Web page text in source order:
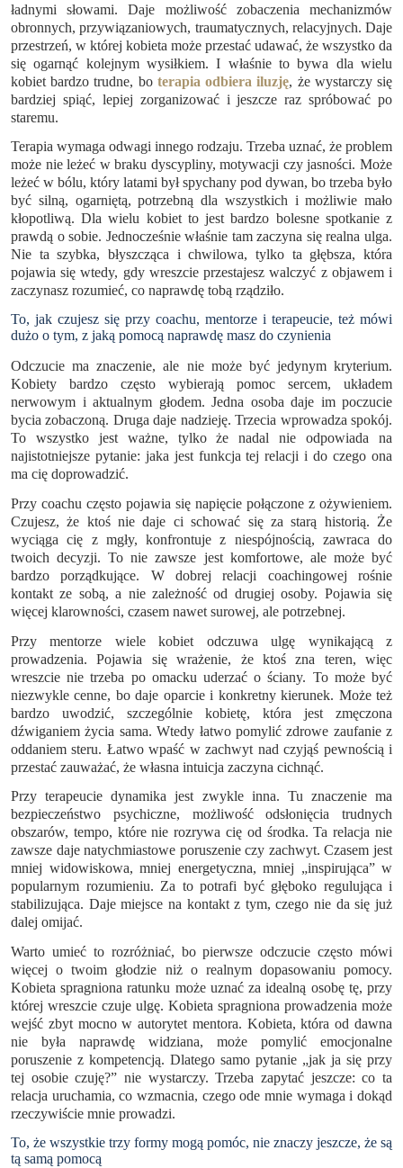
ładnymi słowami. Daje możliwość zobaczenia mechanizmów
obronnych, przywiązaniowych, traumatycznych, relacyjnych. Daje
przestrzeń, w której kobieta może przestać udawać, że wszystko da
się ogarnąć kolejnym wysiłkiem. I właśnie to bywa dla wielu
kobiet bardzo trudne, bo terapia odbiera iluzję, że wystarczy się
bardziej spiąć, lepiej zorganizować i jeszcze raz spróbować po
staremu.
Terapia wymaga odwagi innego rodzaju. Trzeba uznać, że problem
może nie leżeć w braku dyscypliny, motywacji czy jasności. Może
leżeć w bólu, który latami był spychany pod dywan, bo trzeba było
być silną, ogarniętą, potrzebną dla wszystkich i możliwie mało
kłopotliwą. Dla wielu kobiet to jest bardzo bolesne spotkanie z
prawdą o sobie. Jednocześnie właśnie tam zaczyna się realna ulga.
Nie ta szybka, błyszcząca i chwilowa, tylko ta głębsza, która
pojawia się wtedy, gdy wreszcie przestajesz walczyć z objawem i
zaczynasz rozumieć, co naprawdę tobą rządziło.
To, jak czujesz się przy coachu, mentorze i terapeucie, też mówi
dużo o tym, z jaką pomocą naprawdę masz do czynienia
Odczucie ma znaczenie, ale nie może być jedynym kryterium.
Kobiety bardzo często wybierają pomoc sercem, układem
nerwowym i aktualnym głodem. Jedna osoba daje im poczucie
bycia zobaczoną. Druga daje nadzieję. Trzecia wprowadza spokój.
To wszystko jest ważne, tylko że nadal nie odpowiada na
najistotniejsze pytanie: jaka jest funkcja tej relacji i do czego ona
ma cię doprowadzić.
Przy coachu często pojawia się napięcie połączone z ożywieniem.
Czujesz, że ktoś nie daje ci schować się za starą historią. Że
wyciąga cię z mgły, konfrontuje z niespójnością, zawraca do
twoich decyzji. To nie zawsze jest komfortowe, ale może być
bardzo porządkujące. W dobrej relacji coachingowej rośnie
kontakt ze sobą, a nie zależność od drugiej osoby. Pojawia się
więcej klarowności, czasem nawet surowej, ale potrzebnej.
Przy mentorze wiele kobiet odczuwa ulgę wynikającą z
prowadzenia. Pojawia się wrażenie, że ktoś zna teren, więc
wreszcie nie trzeba po omacku uderzać o ściany. To może być
niezwykle cenne, bo daje oparcie i konkretny kierunek. Może też
bardzo uwodzić, szczególnie kobietę, która jest zmęczona
dźwiganiem życia sama. Wtedy łatwo pomylić zdrowe zaufanie z
oddaniem steru. Łatwo wpaść w zachwyt nad czyjąś pewnością i
przestać zauważać, że własna intuicja zaczyna cichnąć.
Przy terapeucie dynamika jest zwykle inna. Tu znaczenie ma
bezpieczeństwo psychiczne, możliwość odsłonięcia trudnych
obszarów, tempo, które nie rozrywa cię od środka. Ta relacja nie
zawsze daje natychmiastowe poruszenie czy zachwyt. Czasem jest
mniej widowiskowa, mniej energetyczna, mniej „inspirująca” w
popularnym rozumieniu. Za to potrafi być głęboko regulująca i
stabilizująca. Daje miejsce na kontakt z tym, czego nie da się już
dalej omijać.
Warto umieć to rozróżniać, bo pierwsze odczucie często mówi
więcej o twoim głodzie niż o realnym dopasowaniu pomocy.
Kobieta spragniona ratunku może uznać za idealną osobę tę, przy
której wreszcie czuje ulgę. Kobieta spragniona prowadzenia może
wejść zbyt mocno w autorytet mentora. Kobieta, która od dawna
nie była naprawdę widziana, może pomylić emocjonalne
poruszenie z kompetencją. Dlatego samo pytanie „jak ja się przy
tej osobie czuję?” nie wystarczy. Trzeba zapytać jeszcze: co ta
relacja uruchamia, co wzmacnia, czego ode mnie wymaga i dokąd
rzeczywiście mnie prowadzi.
To, że wszystkie trzy formy mogą pomóc, nie znaczy jeszcze, że są
tą samą pomocą